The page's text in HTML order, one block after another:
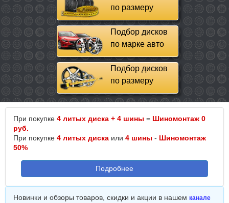
по размеру
Подбор дисков
по марке авто
Подбор дисков
по размеру
При покупке 4 литых диска + 4 шины = Шиномонтаж 0
руб.
При покупке 4 литых диска или 4 шины - Шиномонтаж
50%
Подробнее
Новинки и обзоры товаров, скидки и акции в нашем канале